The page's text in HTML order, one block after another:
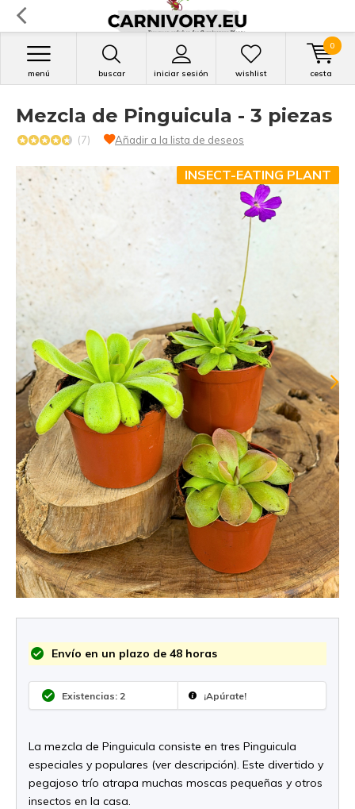
buscar iniciar sesión
menú wishlist cesta
0
Mezcla de Pinguicula - 3 piezas
(7) Añadir a la lista de deseos
INSECT-EATING PLANT
Envío en un plazo de 48 horas
Existencias: 2 ¡Apúrate!
La mezcla de Pinguicula consiste en tres Pinguicula
especiales y populares (ver descripción). Este divertido y
pegajoso trío atrapa muchas moscas pequeñas y otros
insectos en la casa.